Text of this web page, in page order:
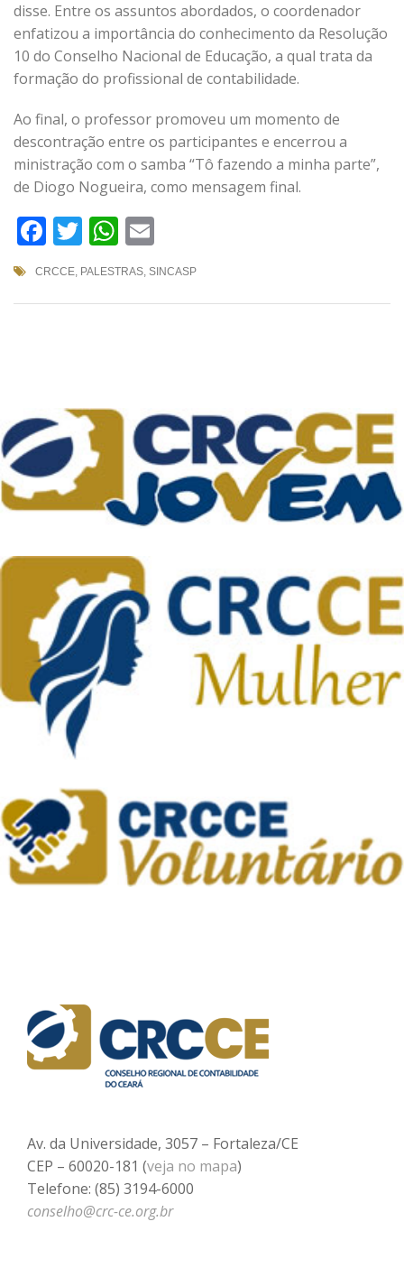
disse. Entre os assuntos abordados, o coordenador
enfatizou a importância do conhecimento da Resolução
10 do Conselho Nacional de Educação, a qual trata da
formação do profissional de contabilidade.
Ao final, o professor promoveu um momento de
descontração entre os participantes e encerrou a
ministração com o samba “Tô fazendo a minha parte”,
de Diogo Nogueira, como mensagem final.
Facebook
TwitterWhatsApp
CRCCE, PALESTRAS, SINCASP
Av. da Universidade, 3057 – Fortaleza/CE
CEP – 60020-181 (veja no mapa)
Telefone: (85) 3194-6000
conselho@crc-ce.org.br